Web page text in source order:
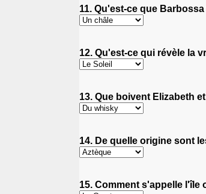
11. Qu'est-ce que
12. Qu'est-ce qui révèle la
13. Que boivent Elizabeth
14. De quelle origine sont
15. Comment s'appelle l'île